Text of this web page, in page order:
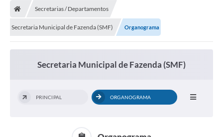
Secretarias / Departamentos
Secretaria Municipal de Fazenda (SMF) Organograma
Secretaria Municipal de Fazenda (SMF)
PRINCIPAL ORGANOGRAMA